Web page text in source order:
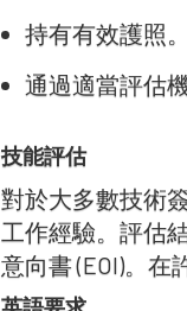
持有有效護照。
通過適當評估
技能評估
對於大多數技術
工作經驗。評估
意向書 (EOI)。在